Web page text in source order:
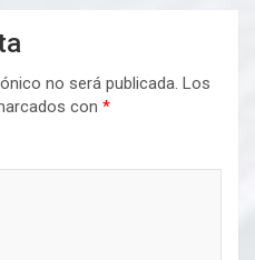
no será publicada. Los
con *